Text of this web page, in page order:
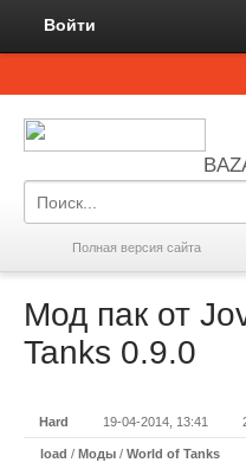
Войти
Полная версия сайта
Мод пак от
Tanks 0.9.0
Hard 19-04-2014, 13:41
load / Моды / World of Tanks